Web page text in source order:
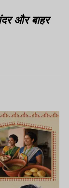
और बाहर